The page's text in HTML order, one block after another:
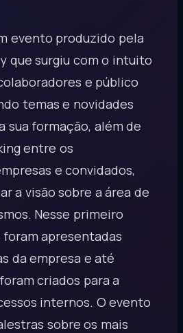
evento produzido pela
que surgiu com o intuito
e público
temas e novidades
sua formação, além de
entre os
e convidados,
a visão sobre a área de
Nesse primeiro
apresentadas
da empresa e até
criados para a
internos. O evento
sobre os mais